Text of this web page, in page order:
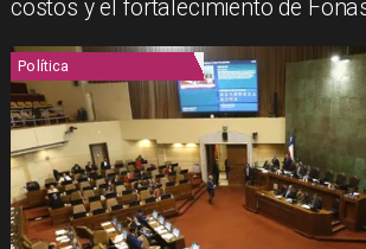
costos y el fortalecimiento de
Política